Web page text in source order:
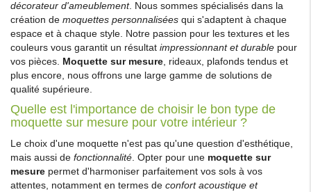
décorateur d'ameublement. Nous sommes spécialisés dans la
création de moquettes personnalisées qui s'adaptent à chaque
espace et à chaque style. Notre passion pour les textures et les
couleurs vous garantit un résultat impressionnant et durable pour
vos pièces. Moquette sur mesure , rideaux, plafonds tendus et
plus encore, nous offrons une large gamme de solutions de
qualité supérieure.
Quelle est l'importance de choisir le bon type de
moquette sur mesure pour votre intérieur ?
Le choix d'une moquette n'est pas qu'une question d'esthétique,
mais aussi de fonctionnalité . Opter pour une moquette sur
mesure permet d'harmoniser parfaitement vos sols à vos
attentes, notamment en termes de confort acoustique et